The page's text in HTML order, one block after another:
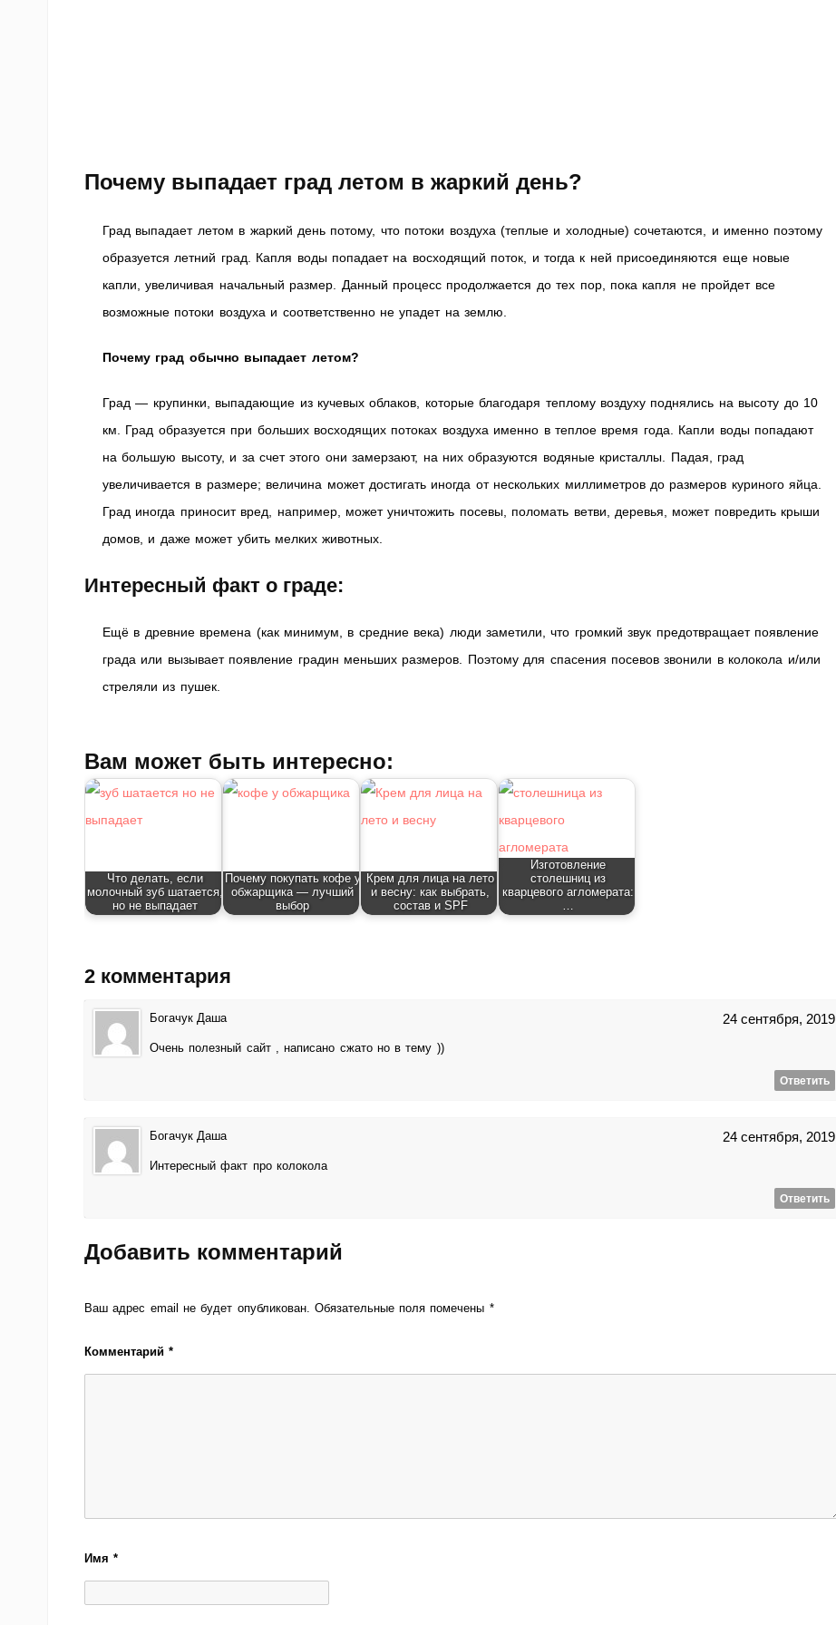
Почему выпадает град летом в жаркий день?
Град выпадает летом в жаркий день потому, что потоки воздуха (теплые и холодные) сочетаются, и именно поэтому
образуется летний град. Капля воды попадает на восходящий поток, и тогда к ней присоединяются еще новые
капли, увеличивая начальный размер. Данный процесс продолжается до тех пор, пока капля не пройдет все
возможные потоки воздуха и соответственно не упадет на землю.
Почему град обычно выпадает летом?
Град — крупинки, выпадающие из кучевых облаков, которые благодаря теплому воздуху поднялись на высоту до 10
км. Град образуется при больших восходящих потоках воздуха именно в теплое время года. Капли воды попадают
на большую высоту, и за счет этого они замерзают, на них образуются водяные кристаллы. Падая, град
увеличивается в размере; величина может достигать иногда от нескольких миллиметров до размеров куриного яйца.
Град иногда приносит вред, например, может уничтожить посевы, поломать ветви, деревья, может повредить крыши
домов, и даже может убить мелких животных.
Интересный факт о граде:
Ещё в древние времена (как минимум, в средние века) люди заметили, что громкий звук предотвращает появление
града или вызывает появление градин меньших размеров. Поэтому для спасения посевов звонили в колокола и/или
стреляли из пушек.
Вам может быть интересно:
Что делать, если
молочный зуб шатается,
но не выпадает
Почему покупать кофе у
обжарщика — лучший
выбор
Крем для лица на лето
и весну: как выбрать,
состав и SPF
Изготовление
столешниц из
кварцевого агломерата:
…
2 комментария
Богачук Даша 24 сентября, 2019
Очень полезный сайт , написано сжато но в тему ))
Ответить
Богачук Даша 24 сентября, 2019
Интересный факт про колокола
Ответить
Добавить комментарий
Ваш адрес email не будет опубликован. Обязательные поля помечены *
Комментарий*
Имя*